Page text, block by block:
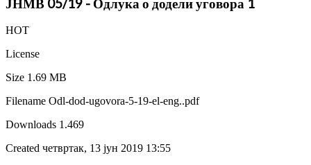
ЈНМВ 05/19 - Одлука о додели уговора 1
HOT
License
Size 1.69 MB
Filename Odl-dod-ugovora-5-19-el-eng..pdf
Downloads 1.469
Created четвртак, 13 јун 2019 13:55